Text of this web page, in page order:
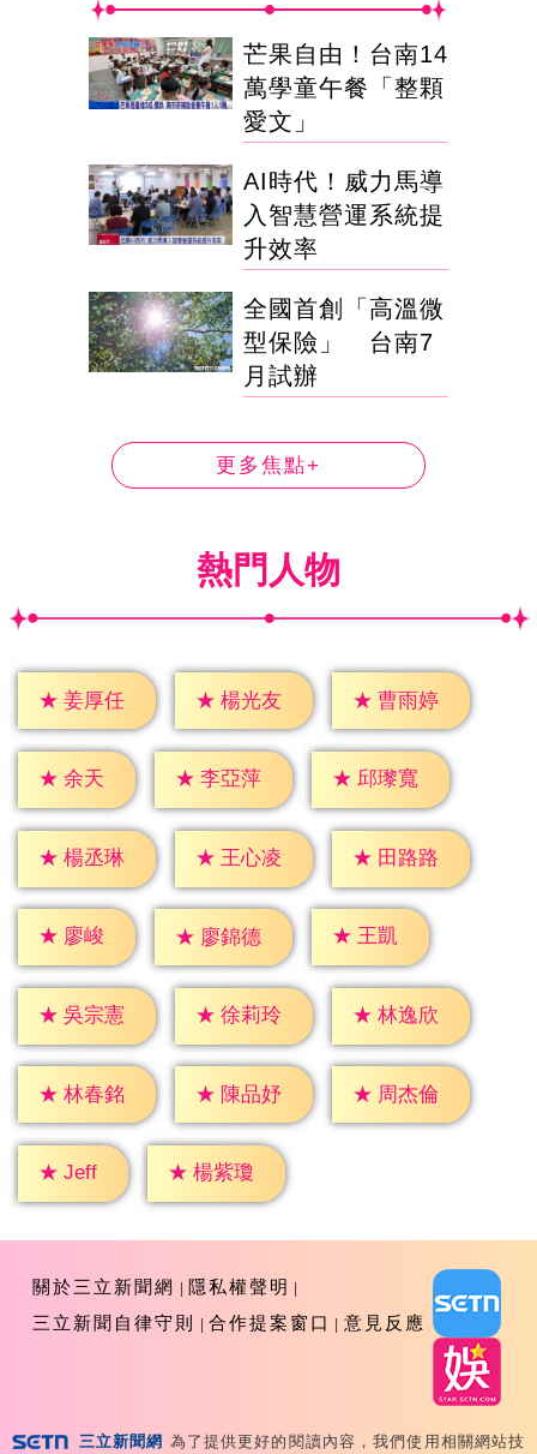
芒果自由！台南14
萬學童午餐「整顆
愛文」
AI時代！威力馬導
入智慧營運系統提
升效率
全國首創「高溫微
型保險」 台南7
月試辦
更多焦點+
熱門人物
★ 姜厚任 ★ 楊光友 ★ 曹雨婷
★ 余天 ★ 李亞萍 ★ 邱瓈寬
★ 楊丞琳 ★ 王心凌 ★ 田路路
★ 廖峻 ★ 廖錦德 ★ 王凱
★ 吳宗憲 ★ 徐莉玲 ★ 林逸欣
★ 林春銘 ★ 陳品妤 ★ 周杰倫
★ Jeff ★ 楊紫瓊
關於三立新聞網
隱私權聲明
三立新聞自律守則
合作提案窗口 意見反應
三立新聞網 為了提供更好的閱讀內容，我們使用相關網站技